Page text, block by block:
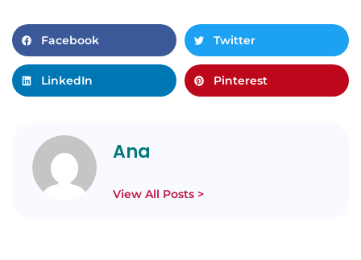
Facebook Twitter
LinkedIn Pinterest
Ana
View All Posts >